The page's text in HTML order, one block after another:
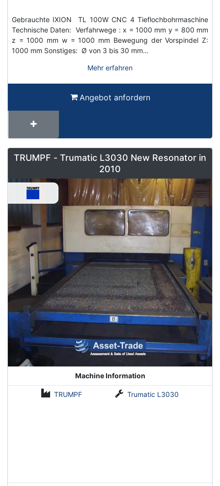
Gebrauchte IXION TL 100W CNC 4 Tieflochbohrmaschine
Technische Daten: Verfahrwege : x = 1000 mm y = 800 mm
z = 1000 mm w = 1000 mm Bewegung der Vorspindel Z:
1000 mm Sonstiges: Ø von 3 bis 30 mm…
Mehr erfahren
Angebot anfordern
TRUMPF - Trumatic L3030 New Resonator in
2010
Machine Information
TRUMPF Trumatic L3030